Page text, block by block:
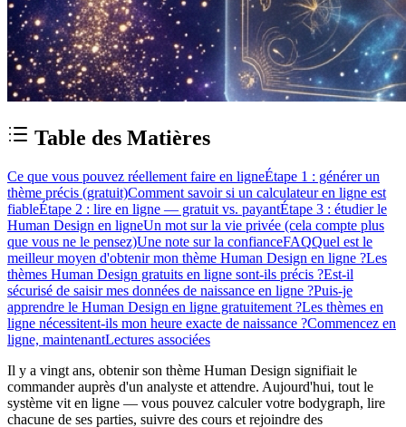
Table des Matières
Ce que vous pouvez réellement faire en ligneÉtape 1 : générer un
thème précis (gratuit)Comment savoir si un calculateur en ligne est
fiableÉtape 2 : lire en ligne — gratuit vs. payantÉtape 3 : étudier le
Human Design en ligneUn mot sur la vie privée (cela compte plus
que vous ne le pensez)Une note sur la confianceFAQQuel est le
meilleur moyen d'obtenir mon thème Human Design en ligne ?Les
thèmes Human Design gratuits en ligne sont-ils précis ?Est-il
sécurisé de saisir mes données de naissance en ligne ?Puis-je
apprendre le Human Design en ligne gratuitement ?Les thèmes en
ligne nécessitent-ils mon heure exacte de naissance ?Commencez en
ligne, maintenantLectures associées
Il y a vingt ans, obtenir son thème Human Design signifiait le
commander auprès d'un analyste et attendre. Aujourd'hui, tout le
système vit en ligne — vous pouvez calculer votre bodygraph, lire
chacune de ses parties, suivre des cours et rejoindre des